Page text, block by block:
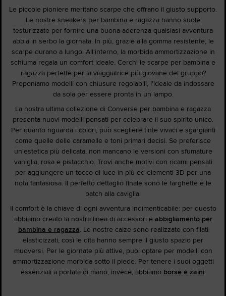
Le piccole pioniere meritano scarpe che offrano il giusto supporto.
Le nostre sneakers per bambina e ragazza hanno suole
testurizzate per fornire una buona aderenza qualsiasi avventura
abbia in serbo la giornata. In più, grazie alla gomma resistente, le
scarpe durano a lungo. All'interno, la morbida ammortizzazione in
schiuma regala un comfort ideale. Cerchi le scarpe per bambina e
ragazza perfette per la viaggiatrice più giovane del gruppo?
Proponiamo modelli con chiusure regolabili, l'ideale da indossare
da sola per essere pronta in un lampo.
La nostra ultima collezione di Converse per bambina e ragazza
presenta nuovi modelli pensati per celebrare il suo spirito unico.
Per quanto riguarda i colori, può scegliere tinte vivaci e sgargianti
come quelle delle caramelle e toni primari decisi. Se preferisce
un'estetica più delicata, non mancano le versioni con sfumature
vaniglia, rosa e pistacchio. Trovi anche motivi con ricami pensati
per aggiungere un tocco di luce in più ed elementi 3D per una
nota fantasiosa. Il perfetto dettaglio finale sono le targhette e le
patch alla caviglia.
Il comfort è la chiave di ogni avventura indimenticabile: per questo
abbiamo creato la nostra linea di accessori e abbigliamento per
bambina e ragazza. Le nostre calze sono realizzate con filati
elasticizzati, così le dita hanno sempre il giusto spazio per
muoversi. Per le giornate più attive, puoi optare per modelli con
ammortizzazione morbida sotto il piede. Per tenere i suoi oggetti
essenziali a portata di mano, invece, abbiamo borse e zaini.